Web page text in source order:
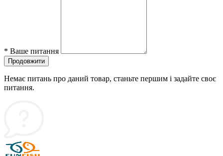
* Ваше питання
Продовжити
Немає питань про даний товар, станьте першим і задайте своє
питання.